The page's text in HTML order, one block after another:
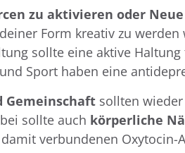
zu aktivieren oder
Form kreativ zu
sollte eine aktive
Sport haben eine
Gemeinschaft sollten
sollte auch körperliche
verbundenen